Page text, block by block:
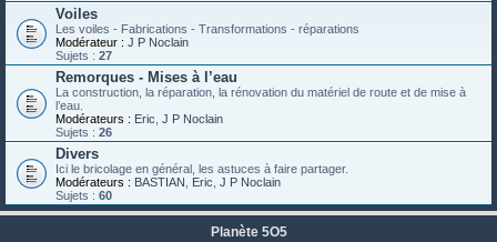
Voiles
Les voiles - Fabrications - Transformations - réparations
Modérateur : J P Noclain
Sujets : 27
Remorques - Mises à l’eau
La construction, la réparation, la rénovation du matériel de route et de mise à
l’eau.
Modérateurs : Eric J P Noclain
Sujets : 26
Divers
Ici le bricolage en général, les astuces à faire partager.
Modérateurs : BASTIAN Eric J P Noclain
Sujets : 60
Planète 5O5